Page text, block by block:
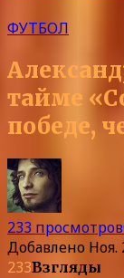
ФУТБОЛ
тайме
победе,
233 просмотров
Добавлено Ноя.
233Взгляды